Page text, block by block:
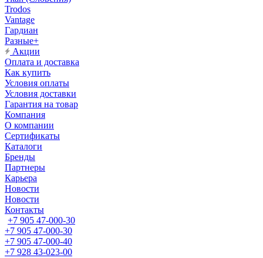
Trodos
Vantage
Гардиан
Разные+
Акции
Оплата и доставка
Как купить
Условия оплаты
Условия доставки
Гарантия на товар
Компания
О компании
Сертификаты
Каталоги
Бренды
Партнеры
Карьера
Новости
Новости
Контакты
+7 905 47-000-30
+7 905 47-000-30
+7 905 47-000-40
+7 928 43-023-00